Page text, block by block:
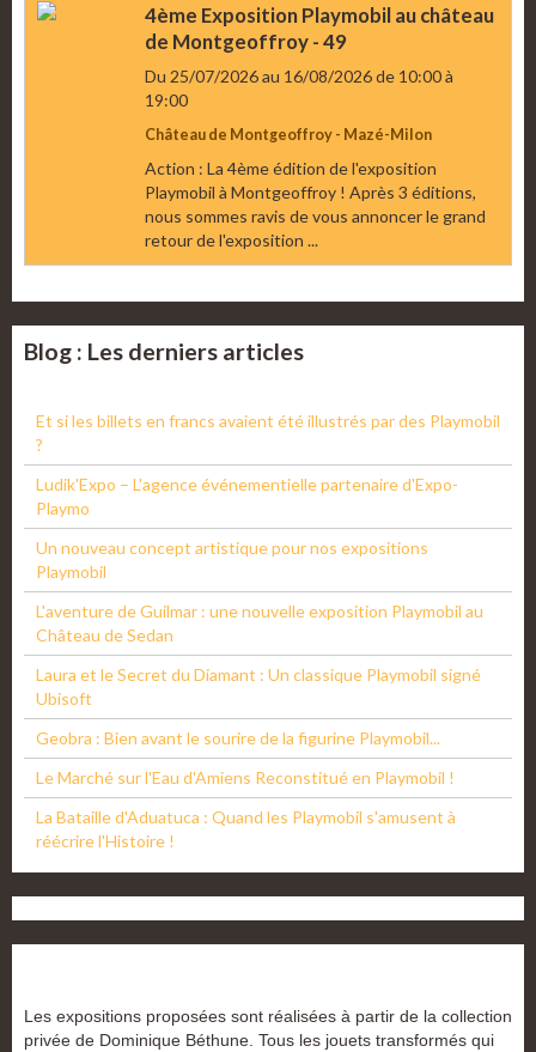
4ème Exposition Playmobil au château
de Montgeoffroy - 49
Du 25/07/2026au 16/08/2026de 10:00à
19:00
Château de Montgeoffroy - Mazé-Milon
Action : La 4ème édition de l'exposition
Playmobil à Montgeoffroy ! Après 3 éditions,
nous sommes ravis de vous annoncer le grand
retour de l'exposition ...
Blog : Les derniers articles
Et si les billets en francs avaient été illustrés par des Playmobil
?
Ludik'Expo – L'agence événementielle partenaire d'Expo-
Playmo
Un nouveau concept artistique pour nos expositions
Playmobil
L'aventure de Guilmar : une nouvelle exposition Playmobil au
Château de Sedan
Laura et le Secret du Diamant : Un classique Playmobil signé
Ubisoft
Geobra : Bien avant le sourire de la figurine Playmobil...
Le Marché sur l'Eau d'Amiens Reconstitué en Playmobil !
La Bataille d'Aduatuca : Quand les Playmobil s'amusent à
réécrire l'Histoire !
Les expositions proposées sont réalisées à partir de la collection
privée de Dominique Béthune. Tous les jouets transformés qui